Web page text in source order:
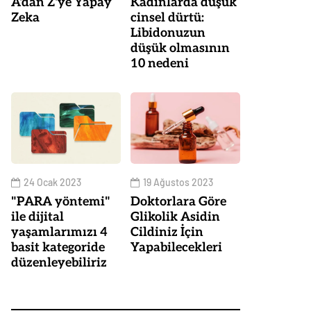
Zeka
cinsel dürtü:
Libidonuzun
düşük olmasının
10 nedeni
24 Ocak 2023
"PARA yöntemi"
ile dijital
yaşamlarımızı 4
basit kategoride
düzenleyebiliriz
19 Ağustos 2023
Doktorlara Göre
Glikolik Asidin
Cildiniz İçin
Yapabilecekleri